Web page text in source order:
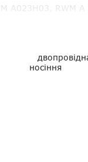
A023H03, RWM
носіння